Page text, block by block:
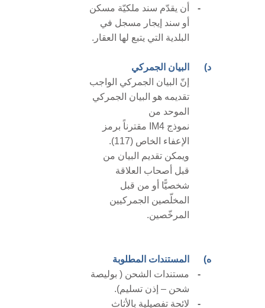
-
أن يقدّم سند ملكيّة مسكن
أو سند إيجار مسجل في
البلدية التي يتبع لها العقار.
د)
البيان الجمركي
إنّ البيان الجمركي الواجب
تقديمه هو البيان الجمركي
الموحد من
نموذج IM4 مقترناً برمز
الإعفاء الخاص (117).
ويمكن تقديم البيان من
قبل أصحاب العلاقة
شخصيًّا أو من قبل
المخلّصين الجمركيين
المرخّصين.
ه)
المستندات المطلوبة
-
مستندات الشحن ( بوليصة
شحن – إذن تسليم).
-
لائحة تفصيلية بالأثاث